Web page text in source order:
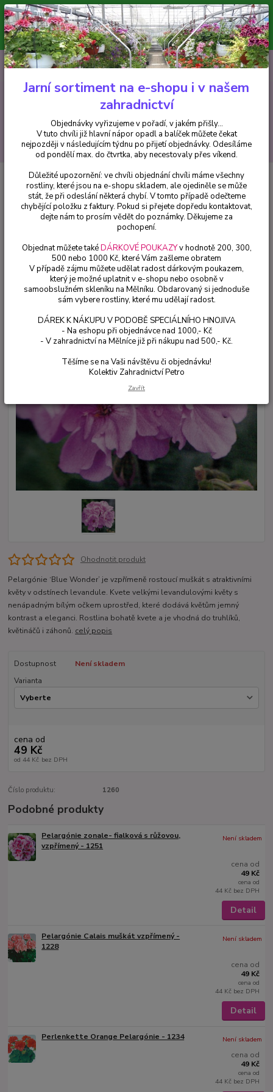
Minimální hodnota pro odeslání z e-shopu je 300 Kč.
V tuto chvíli již hlavní nápor objednávek opadl a balíček můžete čekat
nejpozději v následujícím týdnu po přijetí objednávky. Objednávky
vyřizujeme v pořadí, v jakém přišly...
CZK
Hledat
+420 602 223 614 0ks
za0 Kč
Pelargonie Blue Wonder muškát,Pelargónie - 1260
Blue Wonder muškát,Pelargónie -
1260
Ohodnotit produkt
Pelargónie ‘Blue Wonder’ je vzpřímeně rostoucí muškát s atraktivními
květy v odstínech levandule. Kvete velkými levandulovými květy s
nenápadným bílým očkem uprostřed, které dodává květům jemný
kontrast a eleganci. Rostlina bohatě kvete a je vhodná do truhlíků,
květináčů i záhonů. celý popis
Dostupnost
Není skladem
Varianta
cena od
49 Kč
od 44 Kč bez DPH
Číslo produktu: 1260
Podobné produkty
Pelargónie zonale- fialková s růžovou,
vzpřímený - 1251
cena od
49 Kč
cena od
44 Kč bez DPH
Není skladem
Detail
Pelargónie Calais muškát vzpřímený -
1228
cena od
49 Kč
cena od
44 Kč bez DPH
Není skladem
Detail
Perlenkette Orange Pelargónie - 1234
cena od
49 Kč
cena od
44 Kč bez DPH
Není skladem
Jarní sortiment na e-shopu i v našem
zahradnictví
Objednávky vyřizujeme v pořadí, v jakém přišly...
V tuto chvíli již hlavní nápor opadl a balíček můžete čekat
nejpozději v následujícím týdnu po přijetí objednávky. Odesíláme
od pondělí max. do čtvrtka, aby necestovaly přes víkend.
Důležité upozornění: ve chvíli objednání chvíli máme všechny
rostliny, které jsou na e-shopu skladem, ale ojediněle se může
stát, že při odeslání některá chybí. V tomto případě odečteme
chybějící položku z faktury. Pokud si přejete dopředu kontaktovat,
dejte nám to prosím vědět do poznámky. Děkujeme za
pochopení.
Objednat můžete takéDÁRKOVÉ POUKAZYv hodnotě 200, 300,
500 nebo 1000 Kč, které Vám zašleme obratem
V případě zájmu můžete udělat radost dárkovým poukazem,
který je možné uplatnit v e-shopu nebo osobně v
samoobslužném skleníku na Mělníku. Obdarovaný si jednoduše
sám vybere rostliny, které mu udělají radost.
DÁREK K NÁKUPU V PODOBĚ SPECIÁLNÍHO HNOJIVA
- Na eshopu při objednávce nad 1000,- Kč
- V zahradnictví na Mělníce již při nákupu nad 500,- Kč.
Těšíme se na Vaši návštěvu či objednávku!
Kolektiv Zahradnictví Petro
Zavřít